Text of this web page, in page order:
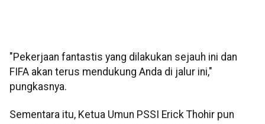
"Pekerjaan fantastis yang dilakukan sejauh ini dan
FIFA akan terus mendukung Anda di jalur ini,"
pungkasnya.
Sementara itu, Ketua Umun PSSI Erick Thohir pun